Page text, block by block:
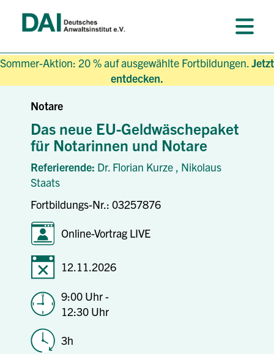
Sommer-Aktion: 20 % auf ausgewählte Fortbildungen.Jetzt
entdecken.
Notare
Das neue EU-Geldwäschepaket
für Notarinnen und Notare
Referierende: Dr. Florian Kurze , Nikolaus
Staats
Fortbildungs-Nr.: 03257876
Online-Vortrag LIVE
12.11.2026
9:00 Uhr -
12:30 Uhr
3h